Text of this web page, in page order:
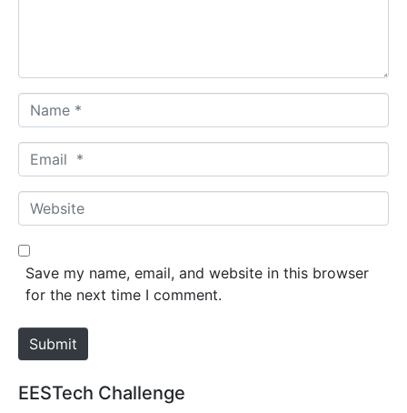
a
m
*
m
a
*
W
e
b
e
Save my name, email, and website in this browser
for the next time I comment.
Submit
EESTech Challenge